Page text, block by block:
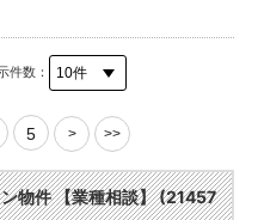
件数：
5 > >>
物件 【業種相談】 (21457